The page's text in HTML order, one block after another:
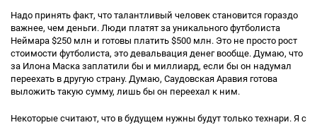
Надо принять факт, что талантливый человек становится гораздо
важнее, чем деньги. Люди платят за уникального футболиста
Неймара $250 млн и готовы платить $500 млн. Это не просто рост
стоимости футболиста, это девальвация денег вообще. Думаю, что
за Илона Маска заплатили бы и миллиард, если бы он надумал
переехать в другую страну. Думаю, Саудовская Аравия готова
выложить такую сумму, лишь бы он переехал к ним.
Некоторые считают, что в будущем нужны будут только технари. Я с